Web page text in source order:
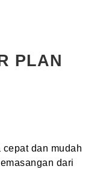
PLAN
dan mudah
dari